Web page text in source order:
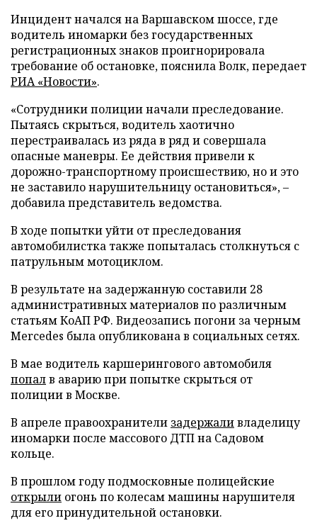
Инцидент начался на Варшавском шоссе, где
водитель иномарки без государственных
регистрационных знаков проигнорировала
требование об остановке, пояснила Волк, передает
РИА «Новости».
«Сотрудники полиции начали преследование.
Пытаясь скрыться, водитель хаотично
перестраивалась из ряда в ряд и совершала
опасные маневры. Ее действия привели к
дорожно-транспортному происшествию, но и это
не заставило нарушительницу остановиться», –
добавила представитель ведомства.
В ходе попытки уйти от преследования
автомобилистка также попыталась столкнуться с
патрульным мотоциклом.
В результате на задержанную составили 28
административных материалов по различным
статьям КоАП РФ. Видеозапись погони за черным
Mercedes была опубликована в социальных сетях.
В мае водитель каршерингового автомобиля
попалв аварию при попытке скрыться от
полиции в Москве.
В апреле правоохранители задержаливладелицу
иномарки после массового ДТП на Садовом
кольце.
В прошлом году подмосковные полицейские
открыли огонь по колесам машины нарушителя
для его принудительной остановки.